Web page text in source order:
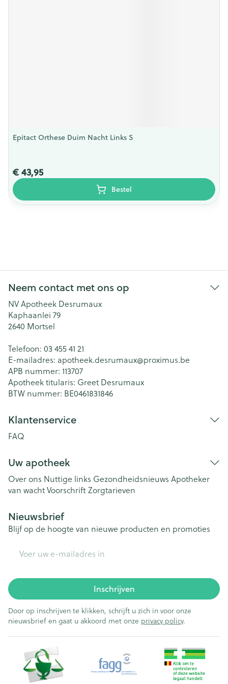
Epitact Orthese Duim Nacht Links S
€ 43,95
Bestel
Neem contact met ons op
NV Apotheek Desrumaux
Kaphaanlei 79
2640 Mortsel
Telefoon: 03 455 41 21
E-mailadres: apotheek.desrumaux@proximus.be
APB nummer: 113707
Apotheek titularis: Greet Desrumaux
BTW nummer: BE0461831846
Klantenservice
FAQ
Uw apotheek
Over ons Nuttige links Gezondheidsnieuws Apotheker
van wachtVoorschriftZorgtarieven
Nieuwsbrief
Blijf op de hoogte van nieuwe producten en promoties
Inschrijven
Door op inschrijven te klikken, schrijft u zich in voor onze
nieuwsbrief en gaat u akkoord met onze privacy policy.